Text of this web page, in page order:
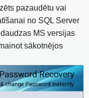
pazaudētu vai
no SQL Server
MS versijas
sākotnējos